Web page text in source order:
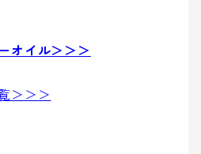
オイル＞＞＞
＞＞＞